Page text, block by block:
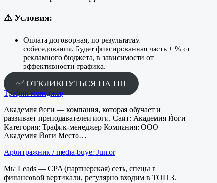
⚠️ Условия:
Оплата договорная, по результатам
собеседования. Будет фиксированная часть + % от
рекламного бюджета, в зависимости от
эффективности трафика.
✅ ОТКЛИКНУТЬСЯ НА HH
Трафик-менеджер
Академия йоги — компания, которая обучает и
развивает преподавателей йоги. Сайт: Академия Йоги
Категория: Трафик-менеджер Компания: ООО
Академия Йоги Место…
Арбитражник / media-buyer Junior
Мы Leads — CPA (партнерская) сеть, спецы в
финансовой вертикали, регулярно входим в ТОП 3.